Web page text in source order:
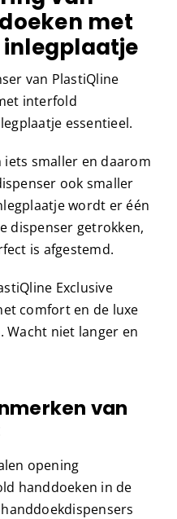
met
inlegplaatje
van PlastiQline
interfold
essentieel.
smaller en daarom
ook smaller
wordt er één
dispenser getrokken,
is afgestemd.
Exclusive
comfort en de luxe
Wacht niet langer en
van
opening
handdoeken in de